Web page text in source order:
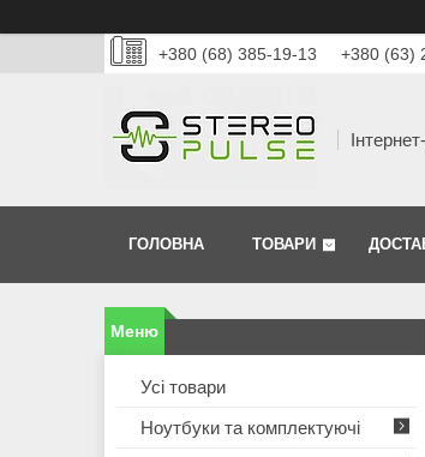
+380 (68) 385-19-13 +380 (63)
ГОЛОВНА ТОВАРИ
Усі товари
Ноутбуки та комплектуючі